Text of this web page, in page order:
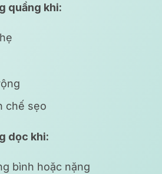
quầng khi:
chế sẹo
dọc khi:
bình hoặc nặng